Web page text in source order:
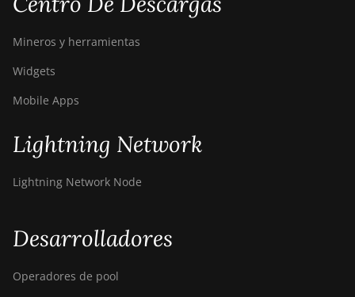
Mineros y herramientas
Widgets
Mobile Apps
Lightning Network
Lightning Network Node
Desarrolladores
Operadores de pool